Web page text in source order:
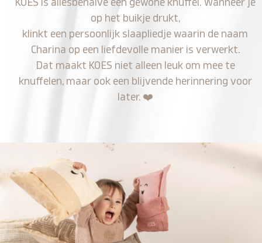
KOES is allesbehalve een gewone knuffel. Wanneer je
op het buikje drukt,
klinkt een persoonlijk slaapliedje waarin de naam
Charina op een liefdevolle manier is verwerkt.
Dat maakt KOES niet alleen leuk om mee te
knuffelen, maar ook een blijvende herinnering voor
later. ❤️